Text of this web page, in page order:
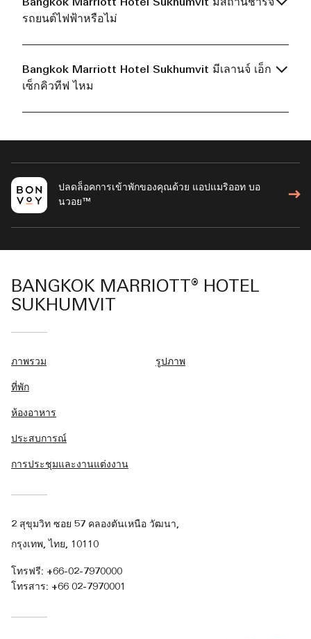
Bangkok Marriott Hotel Sukhumvit มีสถานีชาร์จ
รถยนต์ไฟฟ้าหรือไม่
Bangkok Marriott Hotel Sukhumvit มีเลานจ์ เอ็ก
เซ็กคิวทีฟ ไหม
ปลดล็อคการเข้าพักของคุณด้วย แอปแมริออท บอ
นวอย™
BANGKOK MARRIOTT® HOTEL
SUKHUMVIT
ภาพรวม
ที่พัก
ห้องอาหาร
ประสบการณ์
การประชุมและงานแต่งงาน
รูปภาพ
2 สุขุมวิท ซอย 57 คลองตันเหนือ วัฒนา,
กรุงเทพ, ไทย, 10110
โทรฟรี: +66-02-7970000
โทรสาร: +66 02-7970001